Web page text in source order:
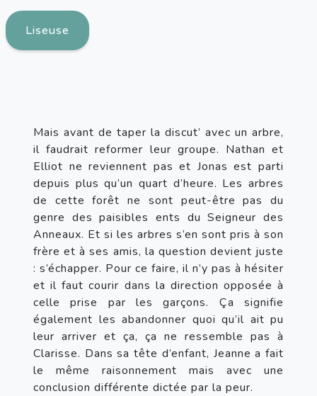
Liseuse
Mais avant de taper la discut’ avec un arbre,
il faudrait reformer leur groupe. Nathan et
Elliot ne reviennent pas et Jonas est parti
depuis plus qu’un quart d’heure. Les arbres
de cette forêt ne sont peut-être pas du
genre des paisibles ents du Seigneur des
Anneaux. Et si les arbres s’en sont pris à son
frère et à ses amis, la question devient juste
: s’échapper. Pour ce faire, il n’y pas à hésiter
et il faut courir dans la direction opposée à
celle prise par les garçons. Ça signifie
également les abandonner quoi qu’il ait pu
leur arriver et ça, ça ne ressemble pas à
Clarisse. Dans sa tête d’enfant, Jeanne a fait
le même raisonnement mais avec une
conclusion différente dictée par la peur.